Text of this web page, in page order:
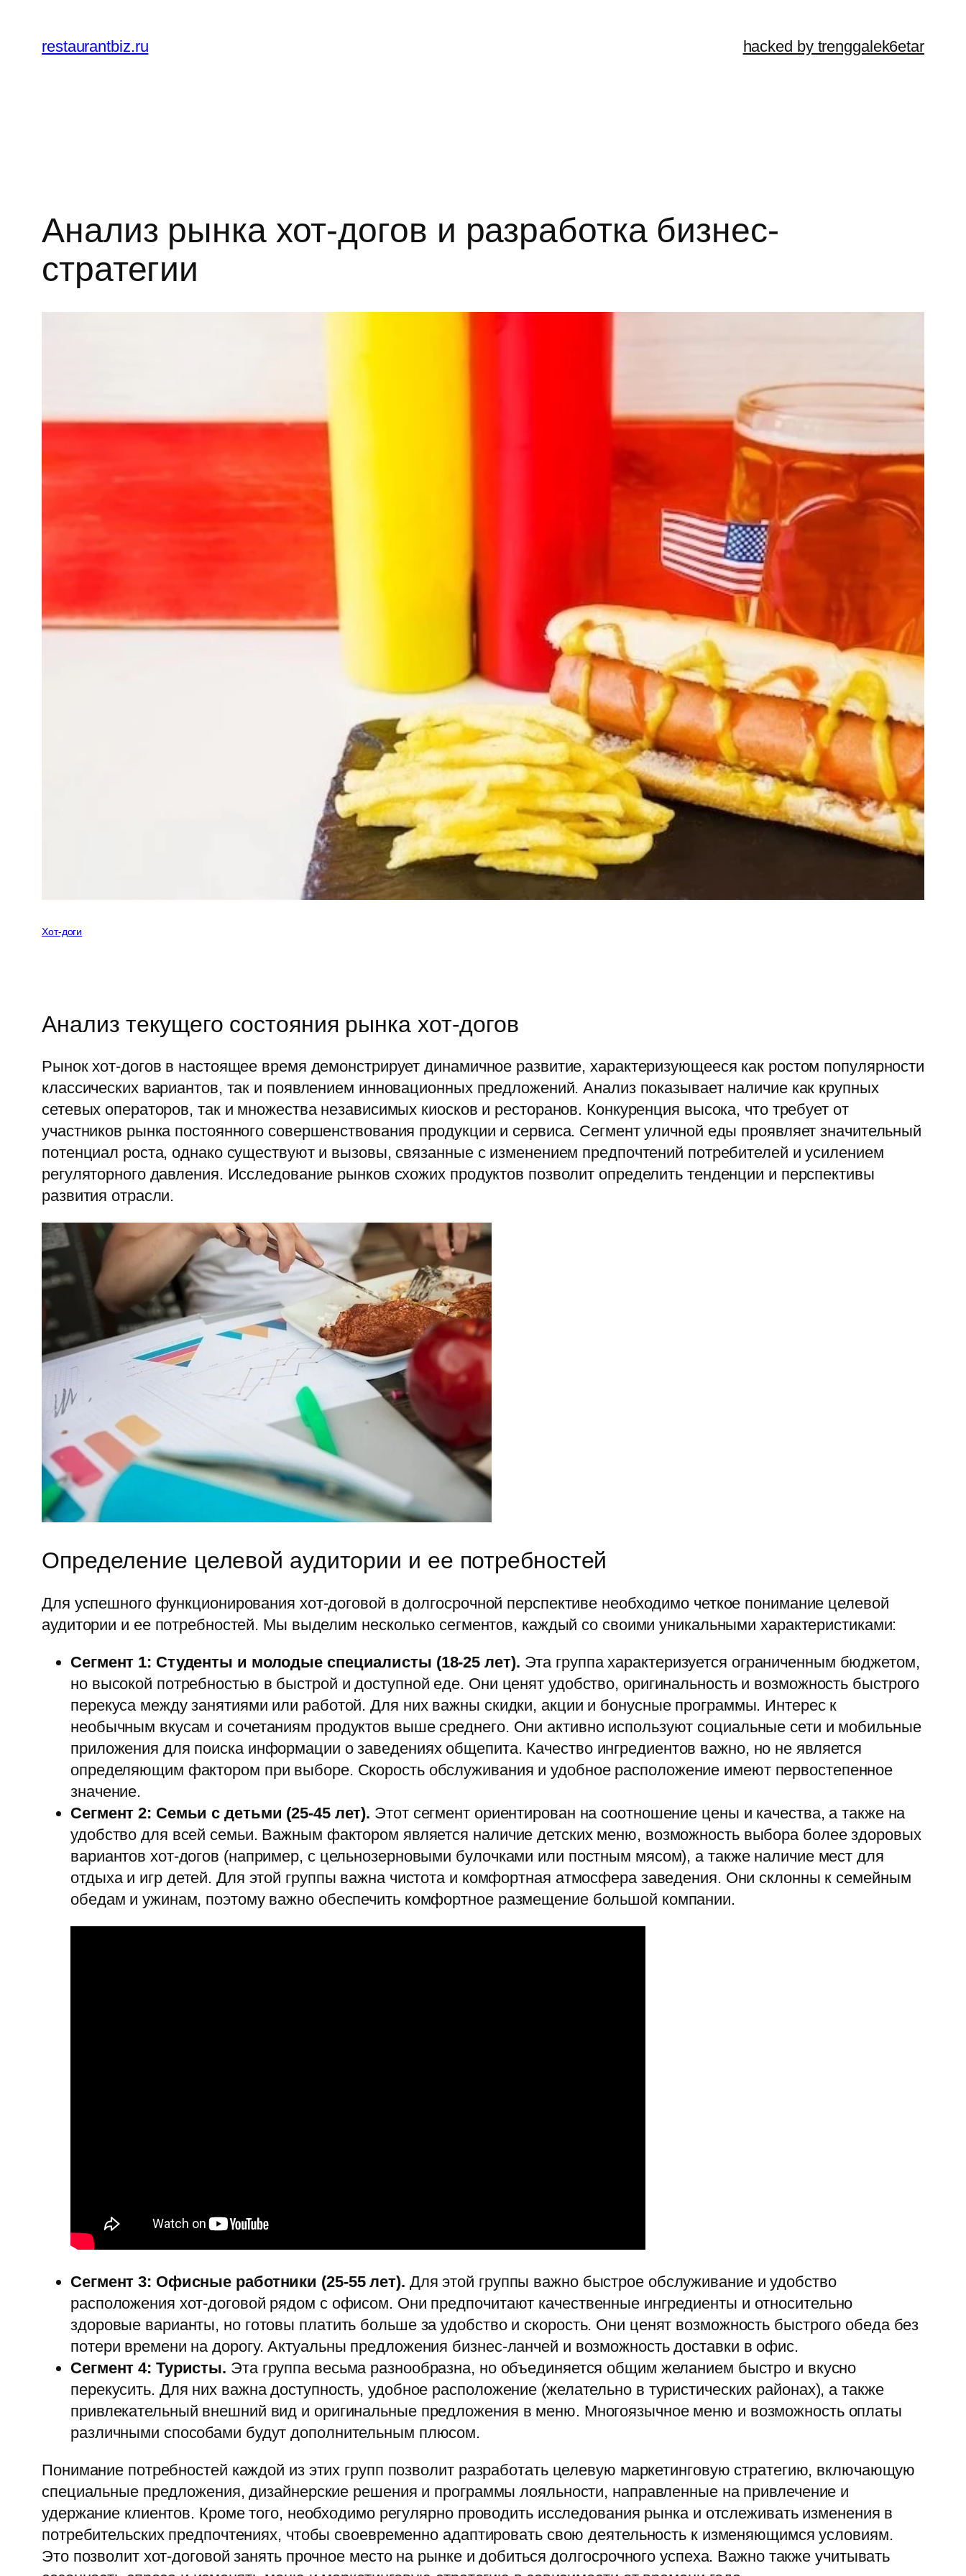
содержимому
restaurantbiz.ru hacked by trenggalek6etar
Анализ рынка хот-догов и разработка бизнес-
стратегии
Хот-доги
Анализ текущего состояния рынка хот-догов
Рынок хот-догов в настоящее время демонстрирует динамичное развитие, характеризующееся как ростом популярности
классических вариантов, так и появлением инновационных предложений. Анализ показывает наличие как крупных
сетевых операторов, так и множества независимых киосков и ресторанов. Конкуренция высока, что требует от
участников рынка постоянного совершенствования продукции и сервиса. Сегмент уличной еды проявляет значительный
потенциал роста, однако существуют и вызовы, связанные с изменением предпочтений потребителей и усилением
регуляторного давления. Исследование рынков схожих продуктов позволит определить тенденции и перспективы
развития отрасли.
Определение целевой аудитории и ее потребностей
Для успешного функционирования хот-договой в долгосрочной перспективе необходимо четкое понимание целевой
аудитории и ее потребностей. Мы выделим несколько сегментов, каждый со своими уникальными характеристиками:
Сегмент 1: Студенты и молодые специалисты (18-25 лет). Эта группа характеризуется ограниченным бюджетом,
но высокой потребностью в быстрой и доступной еде. Они ценят удобство, оригинальность и возможность быстрого
перекуса между занятиями или работой. Для них важны скидки, акции и бонусные программы. Интерес к
необычным вкусам и сочетаниям продуктов выше среднего. Они активно используют социальные сети и мобильные
приложения для поиска информации о заведениях общепита. Качество ингредиентов важно, но не является
определяющим фактором при выборе. Скорость обслуживания и удобное расположение имеют первостепенное
значение.
Сегмент 2: Семьи с детьми (25-45 лет). Этот сегмент ориентирован на соотношение цены и качества, а также на
удобство для всей семьи. Важным фактором является наличие детских меню, возможность выбора более здоровых
вариантов хот-догов (например, с цельнозерновыми булочками или постным мясом), а также наличие мест для
отдыха и игр детей. Для этой группы важна чистота и комфортная атмосфера заведения. Они склонны к семейным
обедам и ужинам, поэтому важно обеспечить комфортное размещение большой компании.
Сегмент 3: Офисные работники (25-55 лет). Для этой группы важно быстрое обслуживание и удобство
расположения хот-договой рядом с офисом. Они предпочитают качественные ингредиенты и относительно
здоровые варианты, но готовы платить больше за удобство и скорость. Они ценят возможность быстрого обеда без
потери времени на дорогу. Актуальны предложения бизнес-ланчей и возможность доставки в офис.
Сегмент 4: Туристы. Эта группа весьма разнообразна, но объединяется общим желанием быстро и вкусно
перекусить. Для них важна доступность, удобное расположение (желательно в туристических районах), а также
привлекательный внешний вид и оригинальные предложения в меню. Многоязычное меню и возможность оплаты
различными способами будут дополнительным плюсом.
Понимание потребностей каждой из этих групп позволит разработать целевую маркетинговую стратегию, включающую
специальные предложения, дизайнерские решения и программы лояльности, направленные на привлечение и
удержание клиентов. Кроме того, необходимо регулярно проводить исследования рынка и отслеживать изменения в
потребительских предпочтениях, чтобы своевременно адаптировать свою деятельность к изменяющимся условиям.
Это позволит хот-договой занять прочное место на рынке и добиться долгосрочного успеха. Важно также учитывать